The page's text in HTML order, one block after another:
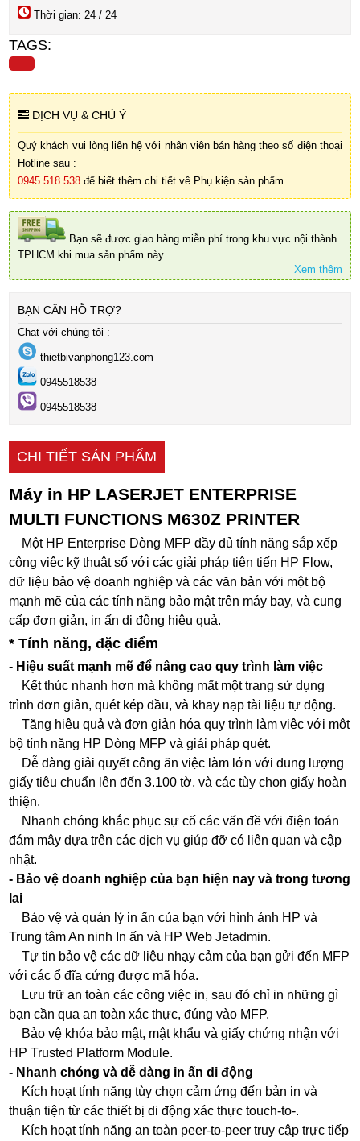
Thời gian: 24 / 24
TAGS:
DỊCH VỤ & CHÚ Ý
Quý khách vui lòng liên hệ với nhân viên bán hàng theo số điện thoại
Hotline sau :
0945.518.538 để biết thêm chi tiết về Phụ kiện sản phẩm.
Bạn sẽ được giao hàng miễn phí trong khu vực nội thành
TPHCM khi mua sản phẩm này.
Xem thêm
BẠN CẦN HỖ TRỢ?
Chat với chúng tôi :
thietbivanphong123.com
0945518538
0945518538
CHI TIẾT SẢN PHẨM
Máy in HP LASERJET ENTERPRISE
MULTI FUNCTIONS M630Z PRINTER
Một HP Enterprise Dòng MFP đầy đủ tính năng sắp xếp
công việc kỹ thuật số với các giải pháp tiên tiến HP Flow,
dữ liệu bảo vệ doanh nghiệp và các văn bản với một bộ
mạnh mẽ của các tính năng bảo mật trên máy bay, và cung
cấp đơn giản, in ấn di động hiệu quả.
* Tính năng, đặc điểm
- Hiệu suất mạnh mẽ để nâng cao quy trình làm việc
Kết thúc nhanh hơn mà không mất một trang sử dụng
trình đơn giản, quét kép đầu, và khay nạp tài liệu tự động.
Tăng hiệu quả và đơn giản hóa quy trình làm việc với một
bộ tính năng HP Dòng MFP và giải pháp quét.
Dễ dàng giải quyết công ăn việc làm lớn với dung lượng
giấy tiêu chuẩn lên đến 3.100 tờ, và các tùy chọn giấy hoàn
thiện.
Nhanh chóng khắc phục sự cố các vấn đề với điện toán
đám mây dựa trên các dịch vụ giúp đỡ có liên quan và cập
nhật.
- Bảo vệ doanh nghiệp của bạn hiện nay và trong tương
lai
Bảo vệ và quản lý in ấn của bạn với hình ảnh HP và
Trung tâm An ninh In ấn và HP Web Jetadmin.
Tự tin bảo vệ các dữ liệu nhạy cảm của bạn gửi đến MFP
với các ổ đĩa cứng được mã hóa.
Lưu trữ an toàn các công việc in, sau đó chỉ in những gì
bạn cần qua an toàn xác thực, đúng vào MFP.
Bảo vệ khóa bảo mật, mật khẩu và giấy chứng nhận với
HP Trusted Platform Module.
- Nhanh chóng và dễ dàng in ấn di động
Kích hoạt tính năng tùy chọn cảm ứng đến bản in và
thuận tiện từ các thiết bị di động xác thực touch-to-.
Kích hoạt tính năng an toàn peer-to-peer truy cập trực tiếp